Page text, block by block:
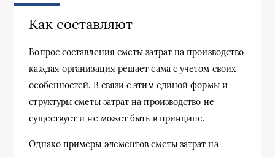
Как составляют
Вопрос составления сметы затрат на производство
каждая организация решает сама с учетом своих
особенностей. В связи с этим единой формы и
структуры сметы затрат на производство не
существует и не может быть в принципе.
Однако примеры элементов сметы затрат на